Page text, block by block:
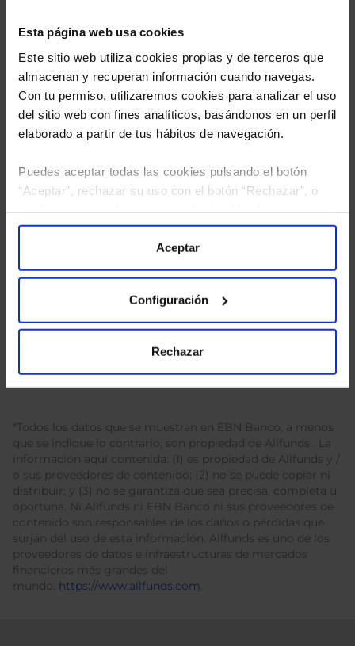
Esta página web usa cookies
Este sitio web utiliza cookies propias y de terceros que
almacenan y recuperan información cuando navegas.
Con tu permiso, utilizaremos cookies para analizar el uso
del sitio web con fines analíticos, basándonos en un perfil
elaborado a partir de tus hábitos de navegación.
Puedes aceptar todas las cookies pulsando el botón
“Aceptar”, rechazar su uso con el botón “Rechazar”, o
“Configuración”. Consulta nuestraPolítica
para más información.
Aceptar
Configuración
Rechazar
tratamiento de mis datos personales.
*Todos los datos que se muestran en EBN Banco, a menos
que se indique lo contrario, son propiedad de Allfunds . La
información aquí contenida: (1) es propiedad de Allfunds y /
o sus proveedores de contenido; (2) no se puede copiar ni
distribuir; y (3) no se garantiza que sea precisa, completa u
oportuna. Ni Allfunds ni EBN Banco ni sus proveedores de
contenido son responsables de los daños o pérdidas que
surjan del uso de esta información. Allfunds es uno de los
proveedores de datos e infraestructuras de mercados
financieros más grandes del
mundo. https://www.allfunds.com.